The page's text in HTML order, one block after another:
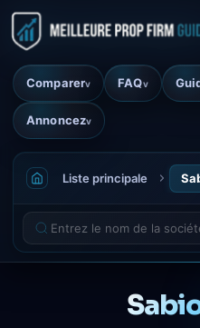
Comparerv FAQv
Annoncezv
Liste principale